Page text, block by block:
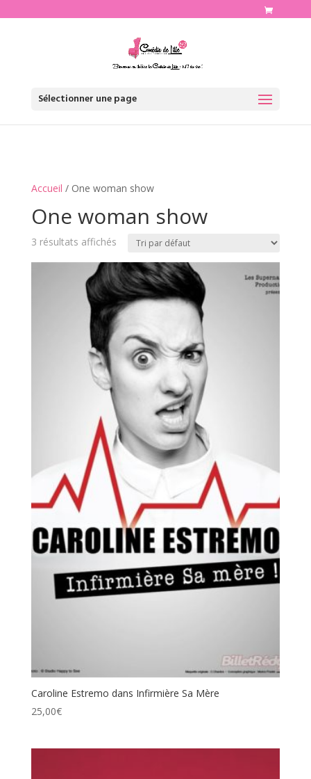
Sélectionner une page
Accueil / One woman show
One woman show
3 résultats affichés
Caroline Estremo dans Infirmière Sa Mère
25,00€